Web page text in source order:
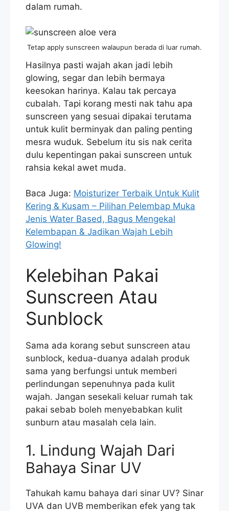
dalam rumah.
Tetap apply sunscreen walaupun berada di luar rumah.
Hasilnya pasti wajah akan jadi lebih
glowing, segar dan lebih bermaya
keesokan harinya. Kalau tak percaya
cubalah. Tapi korang mesti nak tahu apa
sunscreen yang sesuai dipakai terutama
untuk kulit berminyak dan paling penting
mesra wuduk. Sebelum itu sis nak cerita
dulu kepentingan pakai sunscreen untuk
rahsia kekal awet muda.
Baca Juga: Moisturizer Terbaik Untuk Kulit
Kering & Kusam – Pilihan Pelembap Muka
Jenis Water Based, Bagus Mengekal
Kelembapan & Jadikan Wajah Lebih
Glowing!
Kelebihan Pakai
Sunscreen Atau
Sunblock
Sama ada korang sebut sunscreen atau
sunblock, kedua-duanya adalah produk
sama yang berfungsi untuk memberi
perlindungan sepenuhnya pada kulit
wajah. Jangan sesekali keluar rumah tak
pakai sebab boleh menyebabkan kulit
sunburn atau masalah cela lain.
1. Lindung Wajah Dari
Bahaya Sinar UV
Tahukah kamu bahaya dari sinar UV? Sinar
UVA dan UVB memberikan efek yang tak